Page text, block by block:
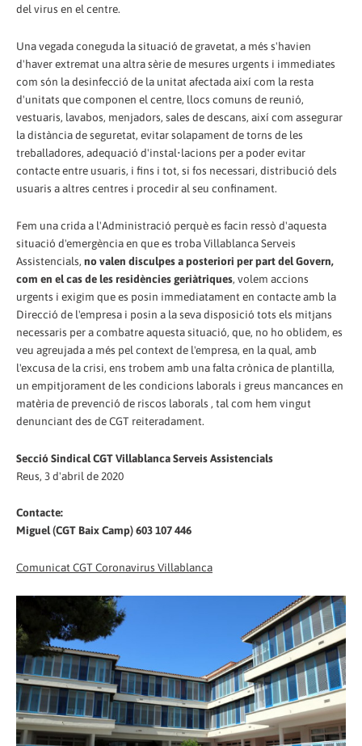
del virus en el centre.
Una vegada coneguda la situació de gravetat, a més s'havien
d'haver extremat una altra sèrie de mesures urgents i immediates
com són la desinfecció de la unitat afectada així com la resta
d'unitats que componen el centre, llocs comuns de reunió,
vestuaris, lavabos, menjadors, sales de descans, així com assegurar
la distància de seguretat, evitar solapament de torns de les
treballadores, adequació d'instal•lacions per a poder evitar
contacte entre usuaris, i fins i tot, si fos necessari, distribució dels
usuaris a altres centres i procedir al seu confinament.
Fem una crida a l'Administració perquè es facin ressò d'aquesta
situació d'emergència en que es troba Villablanca Serveis
Assistencials, no valen disculpes a posteriori per part del Govern,
com en el cas de les residències geriàtriques, volem accions
urgents i exigim que es posin immediatament en contacte amb la
Direcció de l'empresa i posin a la seva disposició tots els mitjans
necessaris per a combatre aquesta situació, que, no ho oblidem, es
veu agreujada a més pel context de l'empresa, en la qual, amb
l'excusa de la crisi, ens trobem amb una falta crònica de plantilla,
un empitjorament de les condicions laborals i greus mancances en
matèria de prevenció de riscos laborals , tal com hem vingut
denunciant des de CGT reiteradament.
Secció Sindical CGT Villablanca Serveis Assistencials
Reus, 3 d'abril de 2020
Contacte:
Miguel (CGT Baix Camp) 603 107 446
Comunicat CGT Coronavirus Villablanca